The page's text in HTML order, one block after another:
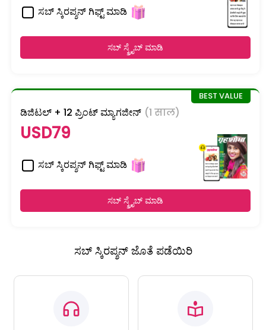
ಸಬ್ ಸ್ಕಿರಪ್ಶನ್ ಗಿಫ್ಟ್ ಮಾಡಿ
ಸಬ್ ಸ್ಕ್ರೈಬ್ ಮಾಡಿ
ಡಿಜಿಟಲ್ + 12 ಪ್ರಿಂಟ್ ಮ್ಯಾಗಜೀನ್ (1 साल)
USD79
ಸಬ್ ಸ್ಕಿರಪ್ಶನ್ ಗಿಫ್ಟ್ ಮಾಡಿ
ಸಬ್ ಸ್ಕ್ರೈಬ್ ಮಾಡಿ
ಸಬ್ ಸ್ಕಿರಪ್ಶನ್ ಜೊತೆ ಪಡೆಯಿರಿ